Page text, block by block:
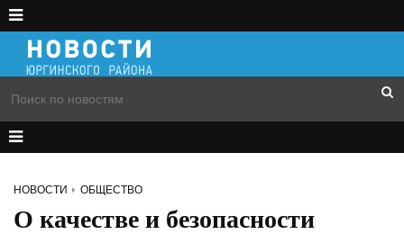
НОВОСТИ ОБЩЕСТВО
О качестве и безопасности